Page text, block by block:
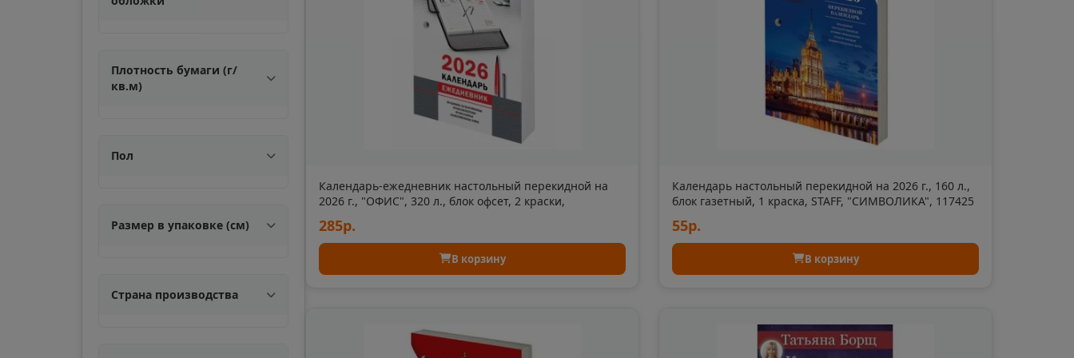
📍
Алексеевка
Белгородская область
Алушта
Республика Крым
Хабаровский край
📍
Анадырь Анапа
Краснодарский край
Иркутская область
Андреаполь Анжеро-Судженск
Плотность бумаги (г/
кв.м)
Пол
Размер в упаковке (см)
Страна производства
Календарь-ежедневник настольный перекидной на
2026 г., "ОФИС", 320 л., блок офсет, 2 краски,
285р.
В корзину
Календарь настольный перекидной на 2026 г., 160 л.,
блок газетный, 1 краска, STAFF, "СИМВОЛИКА", 117425
55р.
В корзину